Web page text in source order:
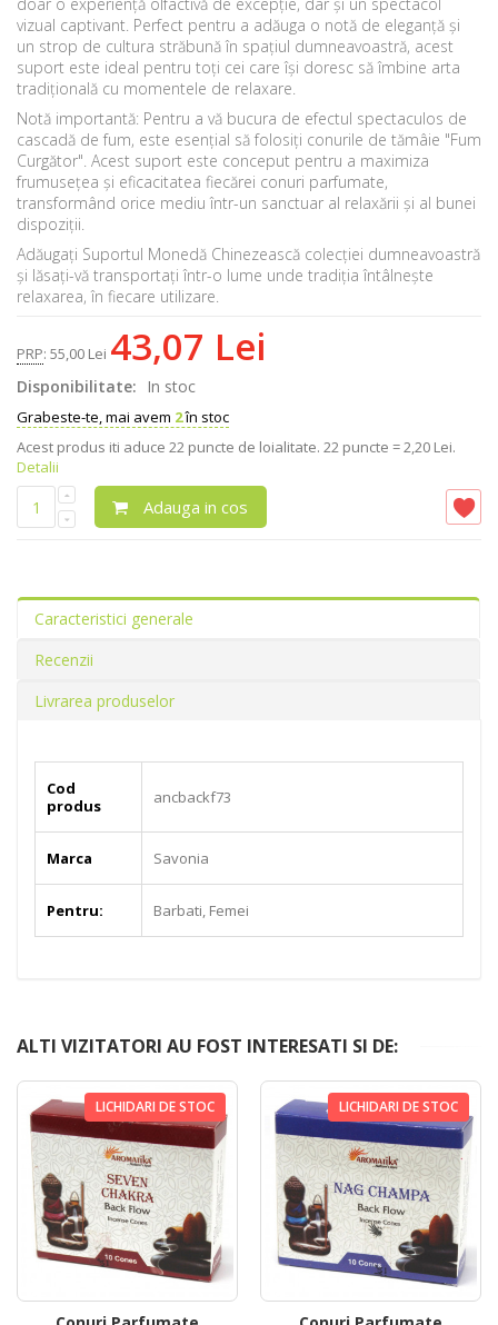
vizual captivant. Perfect pentru a adăuga o notă de eleganță și
un strop de cultura străbună în spațiul dumneavoastră, acest
suport este ideal pentru toți cei care își doresc să îmbine arta
tradițională cu momentele de relaxare.
Notă importantă: Pentru a vă bucura de efectul spectaculos de
cascadă de fum, este esențial să folosiți conurile de tămâie "Fum
Curgător". Acest suport este conceput pentru a maximiza
frumusețea și eficacitatea fiecărei conuri parfumate,
transformând orice mediu într-un sanctuar al relaxării și al bunei
dispoziții.
Adăugați Suportul Monedă Chinezească colecției dumneavoastră
și lăsați-vă transportați într-o lume unde tradiția întâlnește
relaxarea, în fiecare utilizare.
PRP: 55,00 Lei 43,07 Lei
Disponibilitate: In stoc
Grabeste-te, mai avem 2în stoc
Acest produs iti aduce 22 puncte de loialitate. 22 puncte = 2,20 Lei.
Detalii
Adauga in cos
Caracteristici generale
Recenzii
Livrarea produselor
Cod
produs
ancbackf73
Marca Savonia
Pentru: Barbati, Femei
ALTI VIZITATORI AU FOST INTERESATI SI DE:
LICHIDARI DE STOC LICHIDARI DE STOC